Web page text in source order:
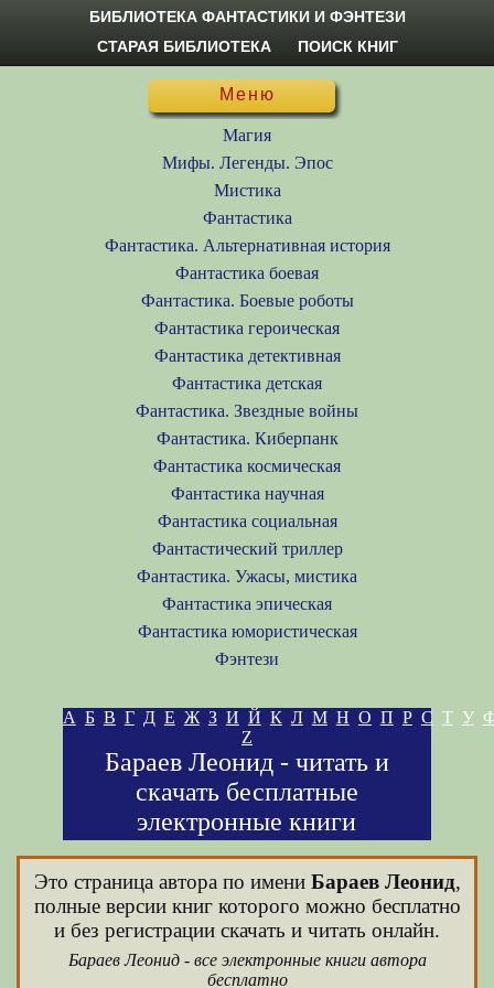
БИБЛИОТЕКА ФАНТАСТИКИ И ФЭНТЕЗИ
СТАРАЯ БИБЛИОТЕКА
ПОИСК КНИГ
Меню
Магия
Мифы. Легенды. Эпос
Мистика
Фантастика
Фантастика. Альтернативная история
Фантастика боевая
Фантастика. Боевые роботы
Фантастика героическая
Фантастика детективная
Фантастика детская
Фантастика. Звездные войны
Фантастика. Киберпанк
Фантастика космическая
Фантастика научная
Фантастика социальная
Фантастический триллер
Фантастика. Ужасы, мистика
Фантастика эпическая
Фантастика юмористическая
Фэнтези
А Б В Г Д Е Ж З И Й К Л М Н О П Р С Т У
Z
Бараев Леонид - читать и
скачать бесплатные
электронные книги
Это страница автора по имени Бараев Леонид,
полные версии книг которого можно бесплатно
и без регистрации скачать и читать онлайн.
Бараев Леонид - все электронные книги автора
бесплатно